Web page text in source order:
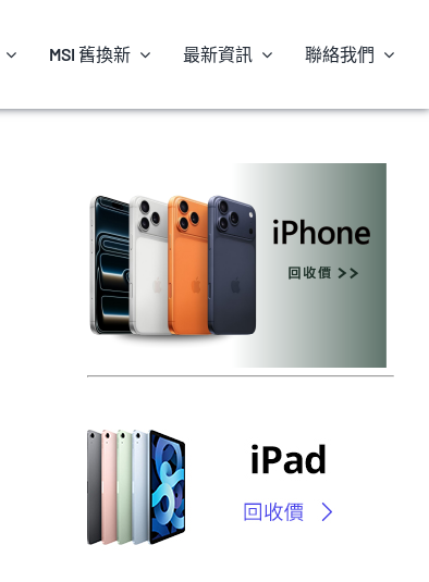
MSI 舊換新 最新資訊 聯絡我們